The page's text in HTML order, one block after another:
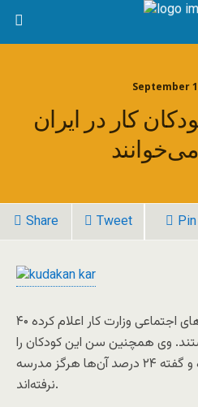
September
کودکان کار در ایران
Share Tweet Pin
مدیرکل دفتر امور آسیب‌های اجتماعی وزارت کار اعلام کرده ۴۰
وی همچنین سن این کودکان را
میان ۱۰ تا ۱۴ سال اعلام کرده و گفته ۲۴ درصد آن‌ها هرگز مدرسه
نرفته‌اند.